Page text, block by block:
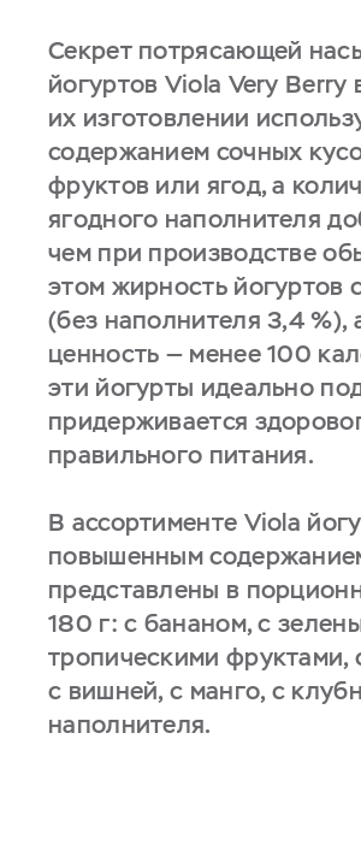
Секрет потрясающей
йогуртов Viola Very
их изготовлении
содержанием сочных
фруктов или ягод, а
ягодного наполнителя
чем при производстве
этом жирность йогуртов
(без наполнителя 3,4 %),
ценность — менее 100
эти йогурты идеально
придерживается
правильного питания.
В ассортименте Viola
повышенным
представлены в
180 г: с бананом, с
тропическими фруктами,
с вишней, с манго, с
наполнителя.